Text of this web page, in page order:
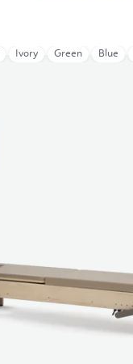
Ivory Green Blue